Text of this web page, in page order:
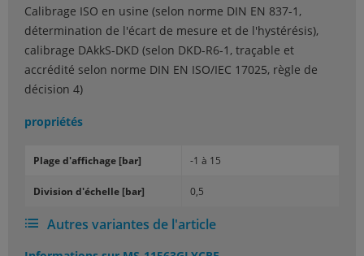
Calibrage ISO en usine (selon norme DIN EN 837-1,
détermination de l'écart de mesure et de l'hystérésis),
calibrage DAkkS-DKD (selon DKD-R6-1, traçable et
accrédité selon norme DIN EN ISO/IEC 17025, règle de
décision 4)
propriétés
Plage d'af­fi­chage [bar] -1 à 15
Di­vi­sion d'échelle [bar] 0,5
Autres variantes de l'article